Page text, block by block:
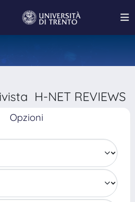
H-NET REVIEWS
Opzioni